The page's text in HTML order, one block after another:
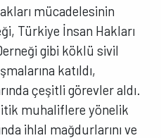
mücadelesinin
Türkiye İnsan Hakları
gibi köklü sivil
katıldı,
çeşitli görevler aldı.
muhaliflere yönelik
ihlal mağdurlarını ve